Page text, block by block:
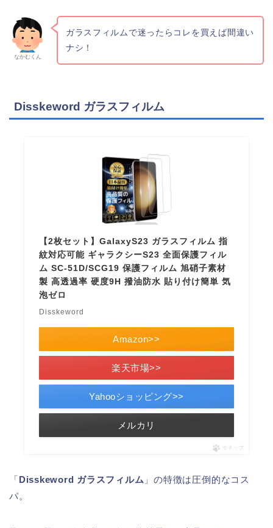
なかむくん
ガラスフィルムで迷ったらコレを買えば間違い
ナシ！
Disskeword ガラスフィルム
【2枚セット】GalaxyS23 ガラスフィルム 指
紋対応可能 ギャラクシーS23 全面保護フィル
ム SC-51D/SCG19 保護フィルム 旭硝子素材
製 高透過率 硬度9H 撥油防水 貼り付け簡単 気
泡ゼロ
Disskeword
Amazon>>
楽天市場>>
Yahooショッピング>>
メルカリ
ポチップ
「Disskeword ガラスフィルム 」の特徴は圧倒的なコス
パ。